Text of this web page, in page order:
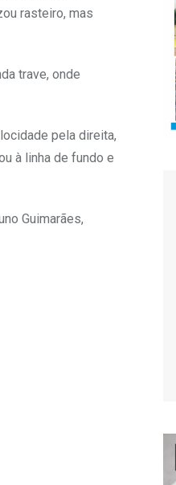
rasteiro, mas
trave, onde
pela direita,
à linha de fundo e
Guimarães,